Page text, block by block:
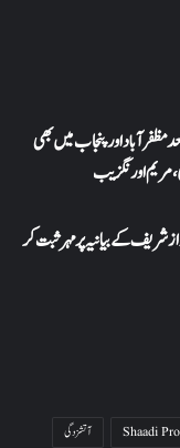
مظفرآباد اور پنجاب میں بھی
مریم اورنگزیب
شریف کے بیانیہ پر مہر ثبت کر
Shaadi
آتشزدگی